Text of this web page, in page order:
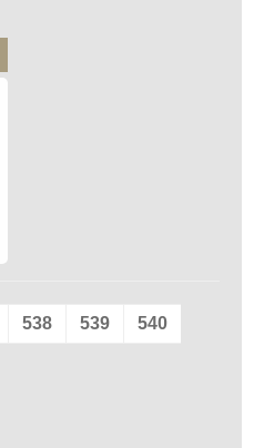
538 539 540